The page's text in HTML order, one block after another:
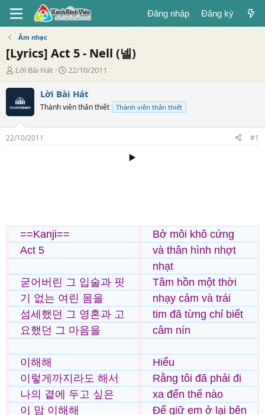
Đăng nhập Đăng ký
Âm nhạc
[Lyrics] Act 5 - Nell (넬)
T
á
c
g
i
ả
Lời Bài Hát
N
g
à
y
đ
g
22/10/2011
Lời Bài Hát
Thành viên thân thiết Thành viên thân thiết
22/10/2011 #1
▶️
==Kanji==
Act 5
굳어버린 그 입술과 핏
기 없는 여린 몸을
섬세했던 그 영혼과 고
요했던 그 마음을
이해해
이렇게까지라도 해서
나의 곁에 두고 싶은
이 맘 이해해
Bở môi khô cứng
và thân hình nhợt
nhạt
Tâm hồn một thời
nhạy cảm và trái
tim đã từng chỉ biết
câm nín
Hiểu
Rằng tôi đã phải đi
xa đến thế nào
Để giữ em ở lại bên